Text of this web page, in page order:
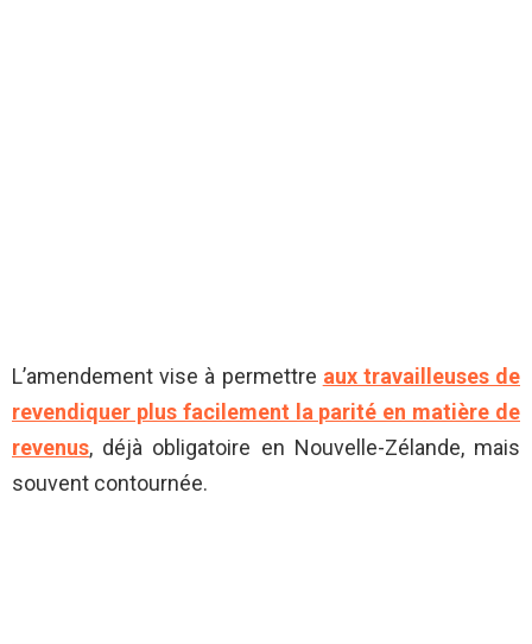
L’amendement vise à permettre aux travailleuses de
revendiquer plus facilement la parité en matière de
revenus, déjà obligatoire en Nouvelle-Zélande, mais
souvent contournée.